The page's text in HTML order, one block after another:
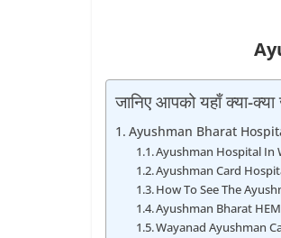
जानिए आपको यहाँ क्या-क्या
Ayushman Bharat
Ayushman Hospital In
Ayushman Card
How To See The
Ayushman Bharat
Wayanad Ayushman